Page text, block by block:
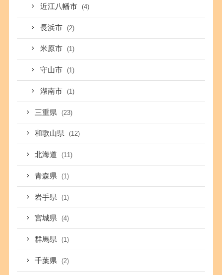
近江八幡市 (4)
長浜市 (2)
米原市 (1)
守山市 (1)
湖南市 (1)
三重県 (23)
和歌山県 (12)
北海道 (11)
青森県 (1)
岩手県 (1)
宮城県 (4)
群馬県 (1)
千葉県 (2)